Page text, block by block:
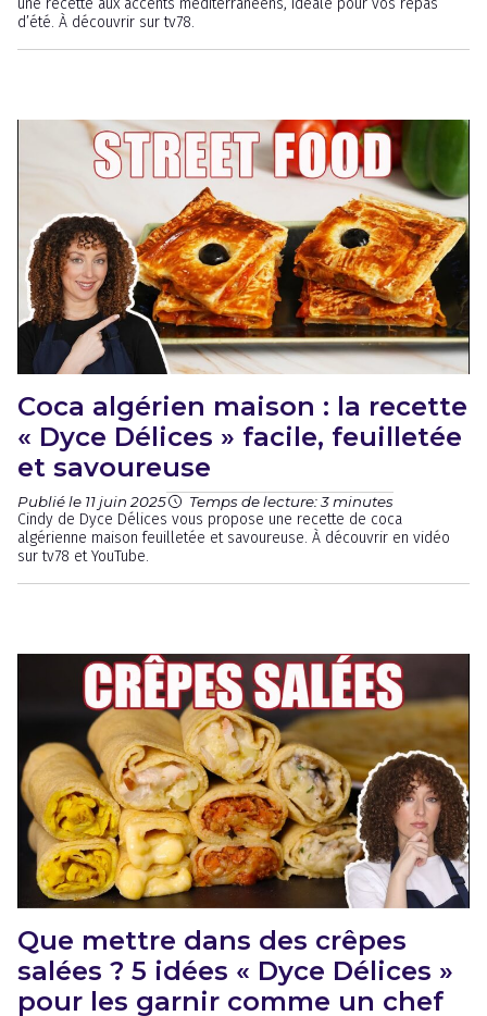
une recette aux accents méditerranéens, idéale pour vos repas
d’été. À découvrir sur tv78.
Coca algérien maison : la recette
« Dyce Délices » facile, feuilletée
et savoureuse
Publié le 11 juin 2025 Temps de lecture: 3 minutes
Cindy de Dyce Délices vous propose une recette de coca
algérienne maison feuilletée et savoureuse. À découvrir en vidéo
sur tv78 et YouTube.
Que mettre dans des crêpes
salées ? 5 idées « Dyce Délices »
pour les garnir comme un chef